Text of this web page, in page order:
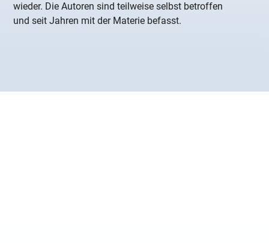
wieder. Die Autoren sind teilweise selbst betroffen
und seit Jahren mit der Materie befasst.